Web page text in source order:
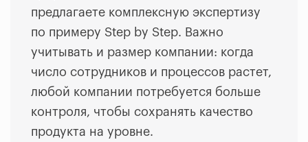
предлагаете комплексную экспертизу
по примеру Step by Step. Важно
учитывать и размер компании: когда
число сотрудников и процессов растет,
любой компании потребуется больше
контроля, чтобы сохранять качество
продукта на уровне.